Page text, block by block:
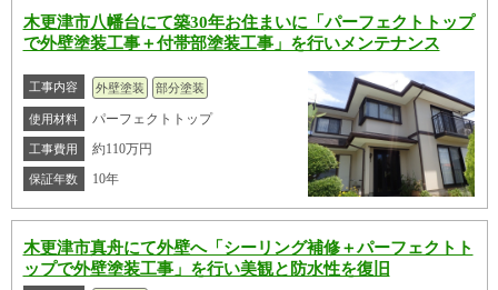
木更津市八幡台にて築30年お住まいに「パーフェクトトップ
で外壁塗装工事＋付帯部塗装工事」を行いメンテナンス
工事内容 外壁塗装 部分塗装
使用材料 パーフェクトトップ
工事費用 約110万円
保証年数 10年
木更津市真舟にて外壁へ「シーリング補修＋パーフェクトト
ップで外壁塗装工事」を行い美観と防水性を復旧